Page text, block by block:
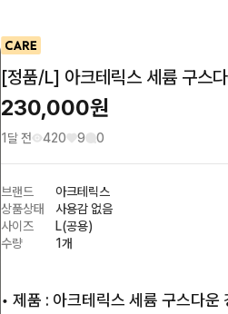
[정품/L] 아크테릭스 세륨 구스
230,000원
1달 전 420 9 0
브랜드
아크테릭스
상품상태
사용감 없음
사이즈
L(공용)
수량
1개
• 제품 : 아크테릭스 세륨 구스다운